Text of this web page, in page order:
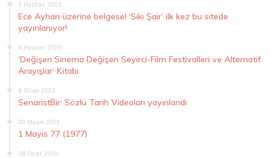
5 Haziran 2025
Ece Ayhan üzerine belgesel ‘Sıkı Şair’ ilk kez bu sitede
yayınlanıyor!
4 Haziran 2025
‘Değişen Sinema Değişen Seyirci-Film Festivalleri ve Alternatif
Arayışlar’ Kitabı
6 Ocak 2023
SenaristBir: Sözlü Tarih Videoları yayınlandı
30 Mayıs 2015
1 Mayıs 77 (1977)
26 Ocak 2015